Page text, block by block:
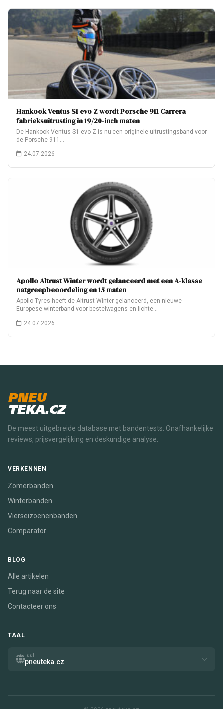
Hankook Ventus S1 evo Z wordt Porsche 911 Carrera
fabrieksuitrusting in 19/20-inch maten
De Hankook Ventus S1 evo Z is nu een originele uitrustingsband voor
de Porsche 911…
24.07.2026
Apollo Altrust Winter wordt gelanceerd met een A-klasse
natgreepbeoordeling en 15 maten
Apollo Tyres heeft de Altrust Winter gelanceerd, een nieuwe
Europese winterband voor bestelwagens en lichte…
24.07.2026
PNEU
TEKA.CZ
De meest uitgebreide database met bandentests. Onafhankelijke
reviews, prijsvergelijking en deskundige analyse.
VERKENNEN
Zomerbanden
Winterbanden
Vierseizoenenbanden
Comparator
BLOG
Alle artikelen
Terug naar de site
Contacteer ons
TAAL
Taal
pneuteka.cz